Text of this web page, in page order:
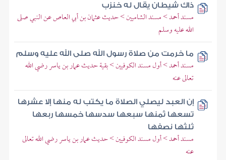
ذاك شيطان يقال له خنزب
مسند أحمد > مسند الشاميين > حديث عثمان بن أبي العاص عن النبي صلى
الله عليه وسلم
ما خرمت من صلاة رسول الله صلى الله عليه وسلم
مسند أحمد > أول مسند الكوفيين > بقية حديث عمار بن ياسر رضي الله
تعالى عنه
إن العبد ليصلي الصلاة ما يكتب له منها إلا عشرها
تسعها ثمنها سبعها سدسها خمسها ربعها
ثلثها نصفها
مسند أحمد > أول مسند الكوفيين > حديث عمار بن ياسر رضي الله تعالى
عنه